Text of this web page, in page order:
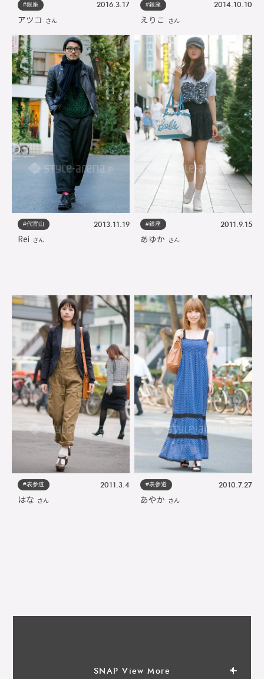
#銀座 2016.3.17
アツコ さん
#銀座 2014.10.10
えりこ さん
#代官山 2013.11.19
Rei さん
#銀座 2011.9.15
あゆか さん
#表参道 2011.3.4
はな さん
#表参道 2010.7.27
あやか さん
SNAP View More